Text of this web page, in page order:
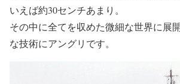
いえば約30センチあまり。
その中に全てを収めた微細な世界に展
な技術にアングリです。